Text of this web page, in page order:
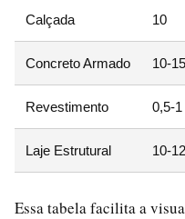
Calçada 10
Concreto Armado 10-15
Revestimento 0,5-1
Laje Estrutural 10-12
Essa tabela facilita a